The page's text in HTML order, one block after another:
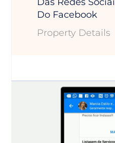
Do Facebook
Property Details